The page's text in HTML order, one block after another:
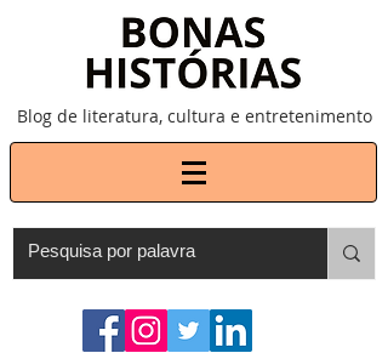
Blog de literatura, cultura e entretenimento